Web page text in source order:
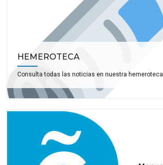
HEMEROTECA
Consulta todas las noticias en nuestra hemeroteca